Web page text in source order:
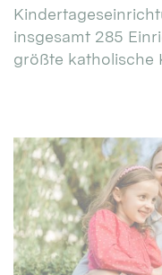
insgesamt 285
größte katholische